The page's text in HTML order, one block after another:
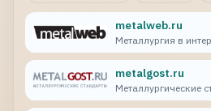
metalweb.ru
Металлургия в
metalgost.ru
Металлургические